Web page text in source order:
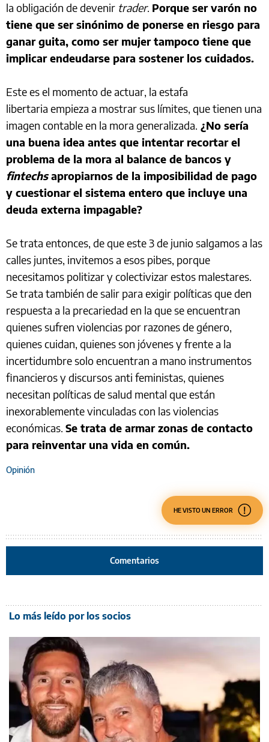
la obligación de devenir trader. Porque ser varón no
tiene que ser sinónimo de ponerse en riesgo para
ganar guita, como ser mujer tampoco tiene que
implicar endeudarse para sostener los cuidados.
Este es el momento de actuar, la estafa
libertaria empieza a mostrar sus límites, que tienen una
imagen contable en la mora generalizada. ¿No sería
una buena idea antes que intentar recortar el
problema de la mora al balance de bancos y
fintechsapropiarnos de la imposibilidad de pago
y cuestionar el sistema entero que incluye una
deuda externa impagable?
Se trata entonces, de que este 3 de junio salgamos a las
calles juntes, invitemos a esos pibes, porque
necesitamos politizar y colectivizar estos malestares.
Se trata también de salir para exigir políticas que den
respuesta a la precariedad en la que se encuentran
quienes sufren violencias por razones de género,
quienes cuidan, quienes son jóvenes y frente a la
incertidumbre solo encuentran a mano instrumentos
financieros y discursos anti feministas, quienes
necesitan políticas de salud mental que están
inexorablemente vinculadas con las violencias
económicas. Se trata de armar zonas de contacto
para reinventar una vida en común.
Opinión
HE VISTO UN ERROR
Comentarios
Lo más leído por los socios